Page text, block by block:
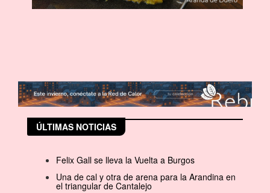
ÚLTIMAS NOTICIAS
Felix Gall se lleva la Vuelta a Burgos
Una de cal y otra de arena para la Arandina en
el triangular de Cantalejo